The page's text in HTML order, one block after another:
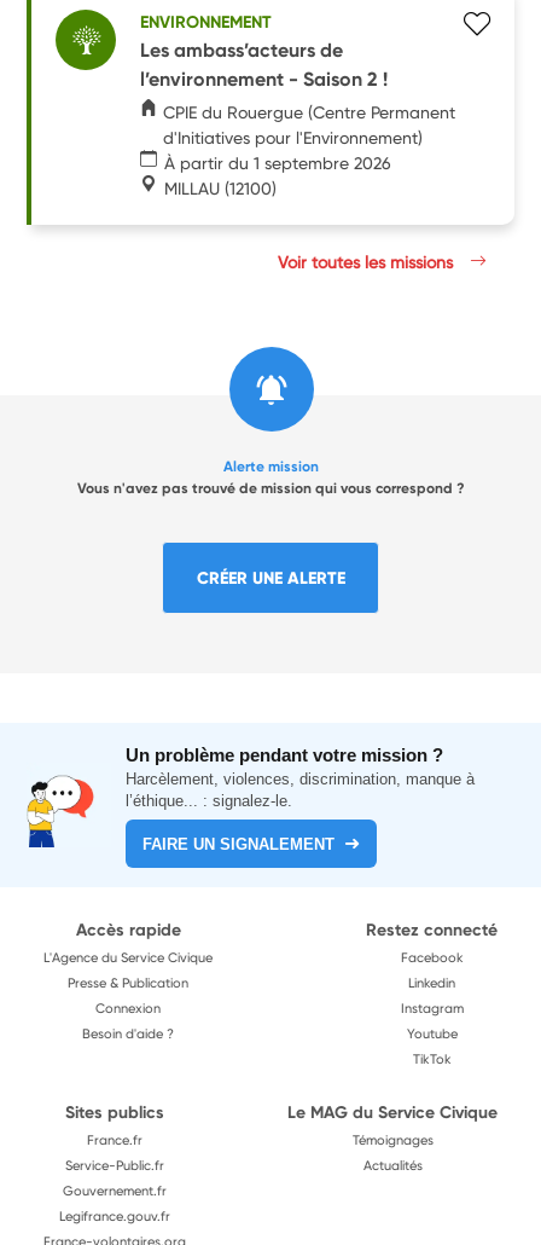
ENVIRONNEMENT
Les ambass’acteurs de
l’environnement - Saison 2 !
CPIE du Rouergue (Centre Permanent
d'Initiatives pour l'Environnement)
À partir du 1 septembre 2026
MILLAU (12100)
Voir toutes les missions
Alerte mission
Vous n'avez pas trouvé de mission qui vous correspond ?
CRÉER UNE ALERTE
Un problème pendant votre mission ?
Harcèlement, violences, discrimination, manque à
l’éthique... : signalez-le.
FAIRE UN SIGNALEMENT
Accès rapide
L'Agence du Service Civique
Presse & Publication
Connexion
Besoin d'aide ?
Restez connecté
Facebook
Linkedin
Instagram
Youtube
TikTok
Sites publics
France.fr
Service-Public.fr
Gouvernement.fr
Legifrance.gouv.fr
France-volontaires.org
Le MAG du Service Civique
Témoignages
Actualités